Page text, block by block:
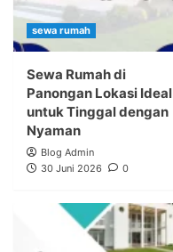
sewa rumah
Sewa Rumah di
Panongan Lokasi Ideal
untuk Tinggal dengan
Nyaman
Blog Admin
30 Juni 2026
0